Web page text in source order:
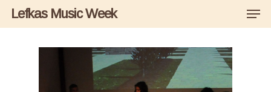
Skip
to
Lefkas Music Week